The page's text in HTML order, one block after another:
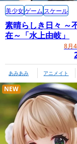
素晴らしき日々 ～
在～「水上由岐」
8月
美少女ゲーム スケール
あみあみ アニメイト
NEW